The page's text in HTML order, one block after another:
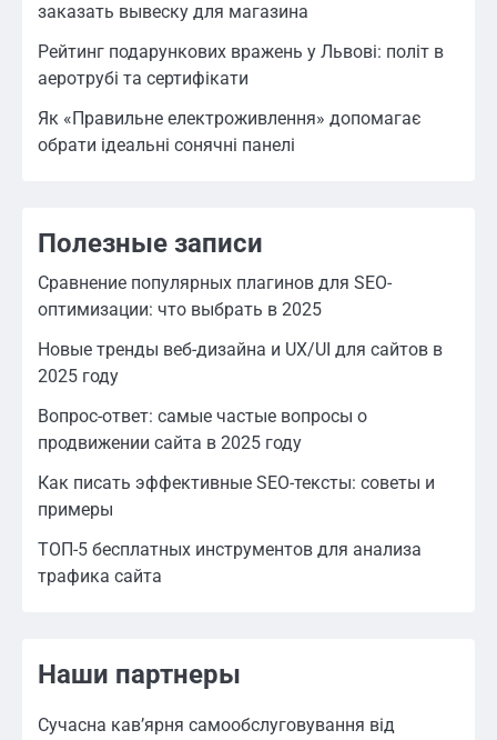
заказать вывеску для магазина
Рейтинг подарункових вражень у Львові: політ в
аеротрубі та сертифікати
Як «Правильне електроживлення» допомагає
обрати ідеальні сонячні панелі
Полезные записи
Сравнение популярных плагинов для SEO-
оптимизации: что выбрать в 2025
Новые тренды веб-дизайна и UX/UI для сайтов в
2025 году
Вопрос-ответ: самые частые вопросы о
продвижении сайта в 2025 году
Как писать эффективные SEO-тексты: советы и
примеры
ТОП-5 бесплатных инструментов для анализа
трафика сайта
Наши партнеры
Сучасна кав’ярня самообслуговування від